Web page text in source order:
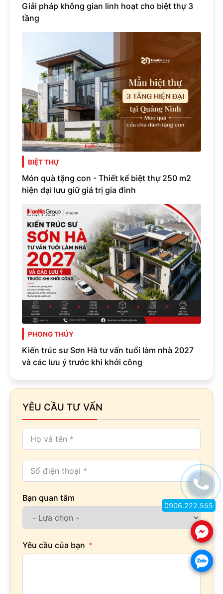
Giải pháp không gian linh hoạt cho biệt thự 3
tầng
BIỆT THỰ
Món quà tặng con - Thiết kế biệt thự 250 m2
hiện đại lưu giữ giá trị gia đình
PHONG THỦY
Kiến trúc sư Sơn Hà tư vấn tuổi làm nhà 2027
và các lưu ý trước khi khởi công
YÊU CẦU TƯ VẤN
Bạn quan tâm
Yêu cầu của bạn
.
.
0906.222.555